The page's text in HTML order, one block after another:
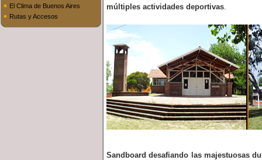
El Clima de Buenos Aires
Rutas y Accesos
múltiples actividades deportivas.
Sandboard desafiando las majestuosas